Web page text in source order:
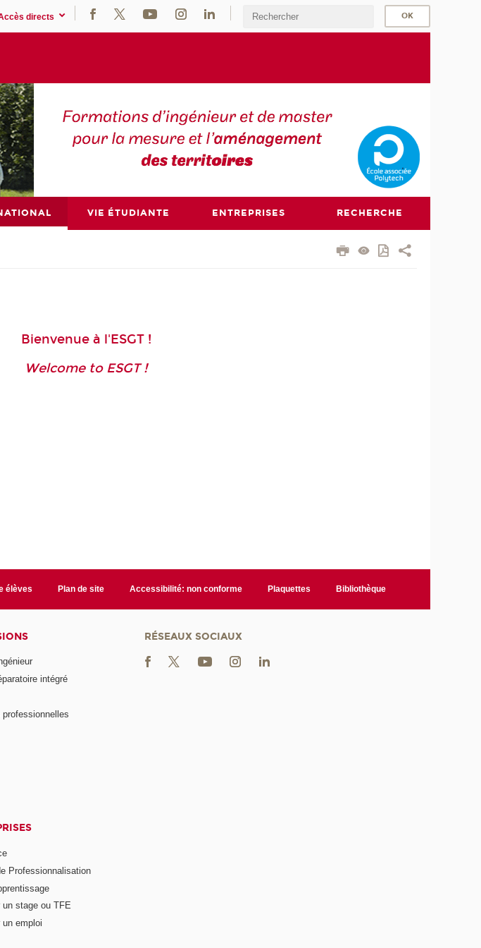
directs
VIE ÉTUDIANTE ENTREPRISES RECHERCHE
Bienvenue à l'ESGT !
Welcome to ESGT !
élèves Plan de site Accessibilité: non conforme Plaquettes Bibliothèque
intégré
professionnelles
Professionnalisation
un stage ou TFE
un emploi
RÉSEAUX SOCIAUX